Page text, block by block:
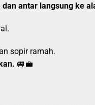
antar langsung ke
sopir ramah.
🚐💼